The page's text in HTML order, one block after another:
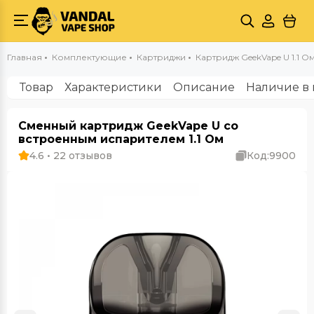
Главная Комплектующие Картриджи Картридж GeekVape U 1.1
Товар Характеристики Описание Наличие в
Сменный картридж GeekVape U со
встроенным испарителем 1.1 Ом
4.6 • 22 отзывов Код:9900